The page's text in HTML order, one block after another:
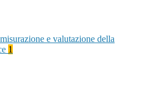
e valutazione della
1